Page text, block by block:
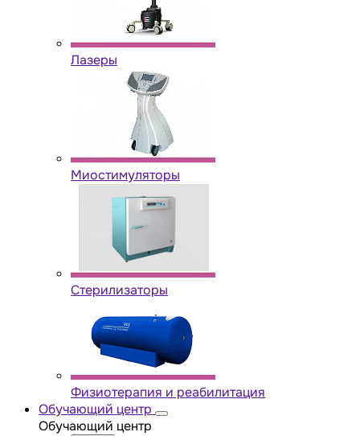
Лазеры
Миостимуляторы
Стерилизаторы
Физиотерапия и реабилитация
Обучающий центр
Обучающий центр